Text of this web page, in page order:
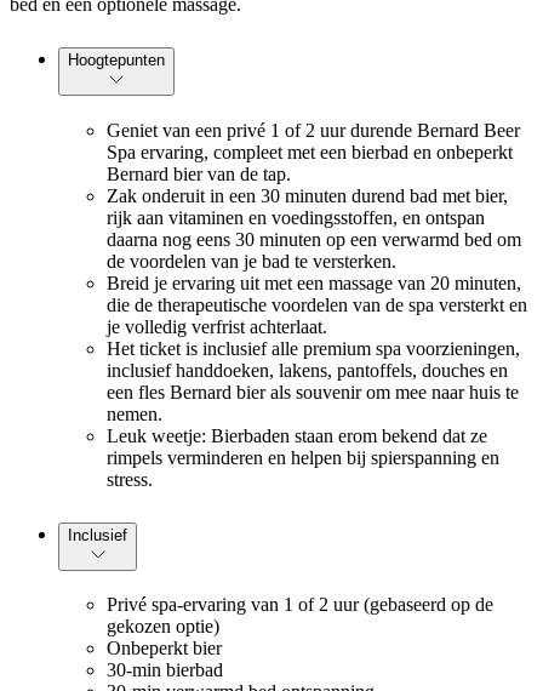
Hoogtepunten
Geniet van een privé 1 of 2 uur durende Bernard Beer
Spa ervaring, compleet met een bierbad en onbeperkt
Bernard bier van de tap.
Zak onderuit in een 30 minuten durend bad met bier,
rijk aan vitaminen en voedingsstoffen, en ontspan
daarna nog eens 30 minuten op een verwarmd bed om
de voordelen van je bad te versterken.
Breid je ervaring uit met een massage van 20 minuten,
die de therapeutische voordelen van de spa versterkt en
je volledig verfrist achterlaat.
Het ticket is inclusief alle premium spa voorzieningen,
inclusief handdoeken, lakens, pantoffels, douches en
een fles Bernard bier als souvenir om mee naar huis te
nemen.
Leuk weetje: Bierbaden staan erom bekend dat ze
rimpels verminderen en helpen bij spierspanning en
stress.
Inclusief
Privé spa-ervaring van 1 of 2 uur (gebaseerd op de
gekozen optie)
Onbeperkt bier
30-min bierbad